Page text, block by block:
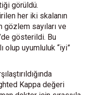
görüldü.
her iki skalanın
gözlem sayıları ve
gösterildi. Bu
uyumluluk “iyi”
Kappa değeri